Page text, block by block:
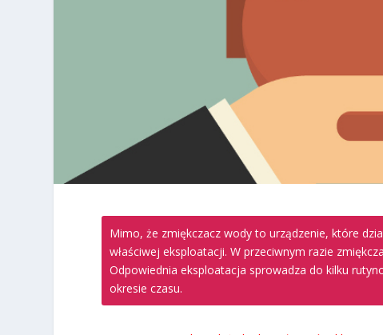
Mimo, że zmiękczacz wody to urządzenie, które
właściwej eksploatacji. W przeciwnym razie
Odpowiednia eksploatacja sprowadza do kilku
okresie czasu.